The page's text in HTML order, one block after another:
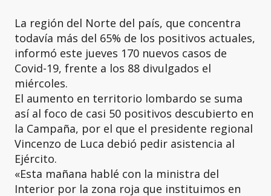
La región del Norte del país, que concentra
todavía más del 65% de los positivos actuales,
informó este jueves 170 nuevos casos de
Covid-19, frente a los 88 divulgados el
miércoles.
El aumento en territorio lombardo se suma
así al foco de casi 50 positivos descubierto en
la Campaña, por el que el presidente regional
Vincenzo de Luca debió pedir asistencia al
Ejército.
«Esta mañana hablé con la ministra del
Interior por la zona roja que instituimos en